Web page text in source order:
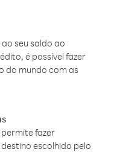
seu saldo ao
é possível fazer
do mundo com as
fazer
escolhido pelo